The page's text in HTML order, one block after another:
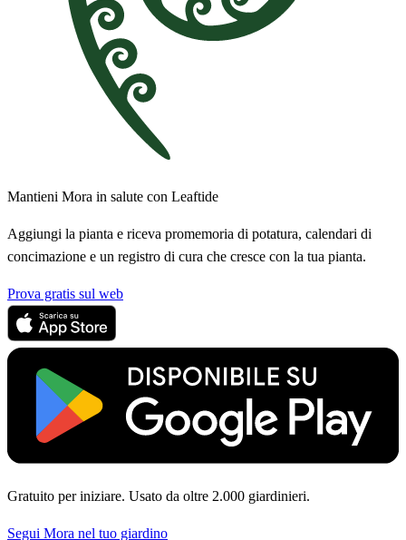
Mantieni Mora in salute con Leaftide
Aggiungi la pianta e riceva promemoria di potatura, calendari di
concimazione e un registro di cura che cresce con la tua pianta.
Prova gratis sul web
Gratuito per iniziare. Usato da oltre 2.000 giardinieri.
Segui Mora nel tuo giardino